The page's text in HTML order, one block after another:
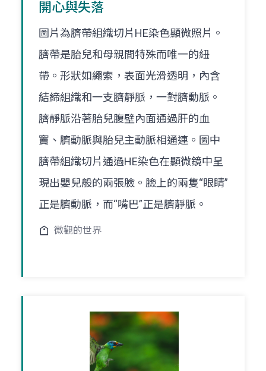
開心與失落
圖片為臍帶組織切片HE染色顯微照片。
臍帶是胎兒和母親間特殊而唯一的紐
帶。形狀如繩索，表面光滑透明，內含
結締組織和一支臍靜脈，一對臍動脈。
臍靜脈沿著胎兒腹壁內面通過肝的血
竇、臍動脈與胎兒主動脈相通連。圖中
臍帶組織切片通過HE染色在顯微鏡中呈
現出嬰兒般的兩張臉。臉上的兩隻“眼睛”
正是臍動脈，而“嘴巴”正是臍靜脈。
微觀的世界